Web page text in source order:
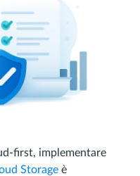
first, implementare
Storage è